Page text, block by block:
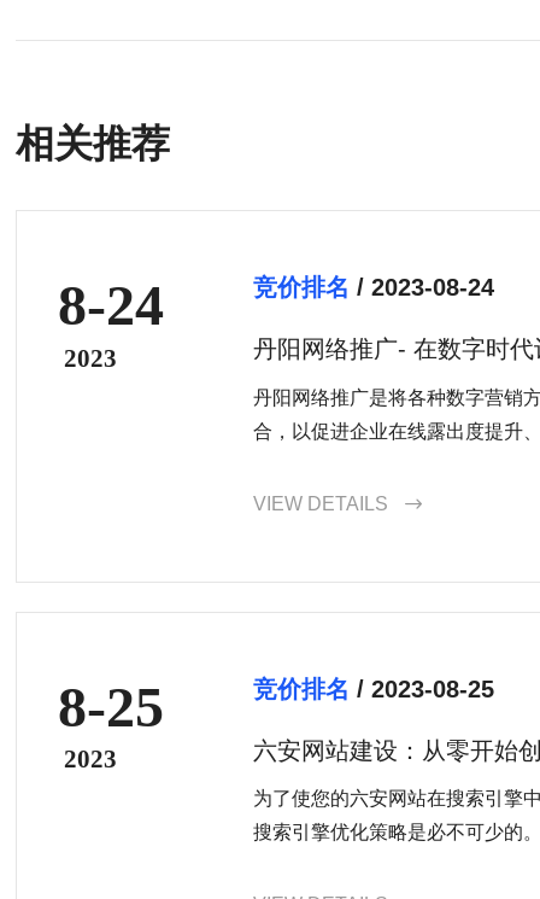
相关推荐
8-24
2023
竞价排名/ 2023-08-24
丹阳网络推广- 在数字时
丹阳网络推广是将各种数字营销
合，以促进企业在线露出度提升
化、搜索引擎营销、社交媒体宣
VIEW DETAILS 
8-25
2023
竞价排名/ 2023-08-25
六安网站建设：从零开始
存在
为了使您的六安网站在搜索引擎
搜索引擎优化策略是必不可少的